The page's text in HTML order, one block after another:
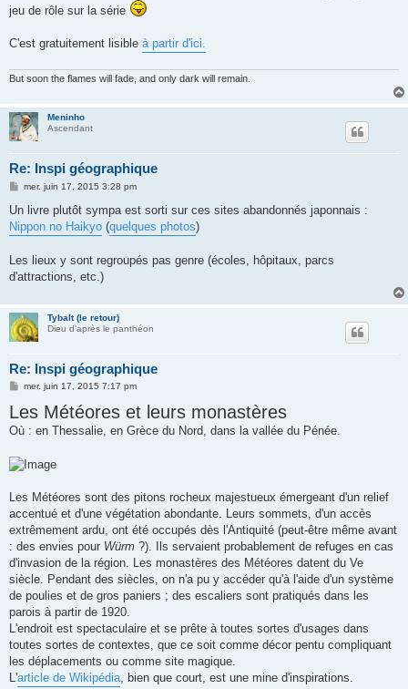
e
jeu de rôle sur la série
C'est gratuitement lisible à partir d'ici.
But soon the flames will fade, and only dark will remain.
Meninho
Ascendant
Re: Inspi géographique
M
s
a
mer. juin 17, 2015 3:28 pm
Un livre plutôt sympa est sorti sur ces sites abandonnés japonnais :
Nippon no Haikyo (quelques photos)
Les lieux y sont regroupés pas genre (écoles, hôpitaux, parcs
d'attractions, etc.)
Tybalt (le retour)
Dieu d'après le panthéon
Re: Inspi géographique
M
s
s
a
mer. juin 17, 2015 7:17 pm
Les Météores et leurs monastères
Où : en Thessalie, en Grèce du Nord, dans la vallée du Pénée.
Les Météores sont des pitons rocheux majestueux émergeant d'un relief
accentué et d'une végétation abondante. Leurs sommets, d'un accès
extrêmement ardu, ont été occupés dès l'Antiquité (peut-être même avant
: des envies pour Würm ?). Ils servaient probablement de refuges en cas
d'invasion de la région. Les monastères des Météores datent du Ve
siècle. Pendant des siècles, on n'a pu y accéder qu'à l'aide d'un système
de poulies et de gros paniers ; des escaliers sont pratiqués dans les
parois à partir de 1920.
L'endroit est spectaculaire et se prête à toutes sortes d'usages dans
toutes sortes de contextes, que ce soit comme décor pentu compliquant
les déplacements ou comme site magique.
L'article de Wikipédia , bien que court, est une mine d'inspirations.